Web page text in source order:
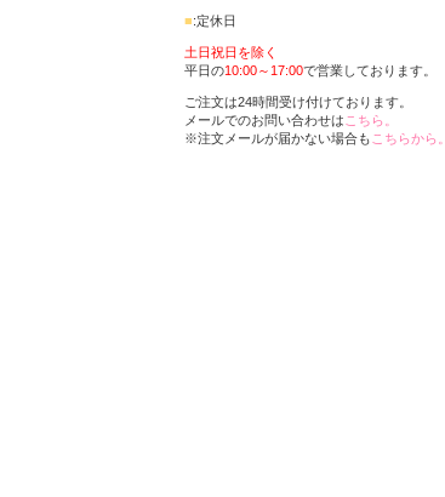
■:定休日
土日祝日を除く
平日の10:00～17:00で営業しております。
ご注文は24時間受け付けております。
メールでのお問い合わせは こちら。
※注文メールが届かない場合も こちらから。